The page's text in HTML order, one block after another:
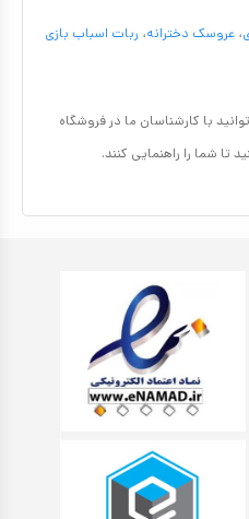
، عروسک دخترانه، ربات اسباب بازی
با کارشناسان ما در فروشگاه
تا شما را راهنمایی کنند.